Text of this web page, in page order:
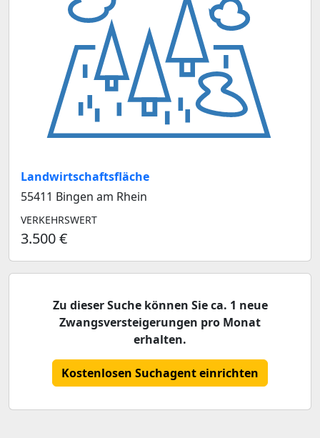
Landwirtschaftsfläche
55411 Bingen am Rhein
VERKEHRSWERT
3.500 €
Zu dieser Suche können Sie ca. 1 neue
Zwangsversteigerungen pro Monat
erhalten.
Kostenlosen Suchagent einrichten